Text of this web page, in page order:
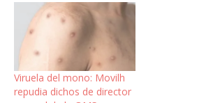
Viruela del mono: Movilh
repudia dichos de director